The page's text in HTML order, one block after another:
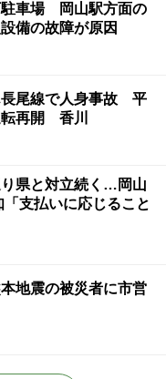
駐車場 岡山駅方面の
備の故障が原因
長尾線で人身事故 平
再開 香川
県と対立続く…岡山
支払いに応じること
地震の被災者に市営